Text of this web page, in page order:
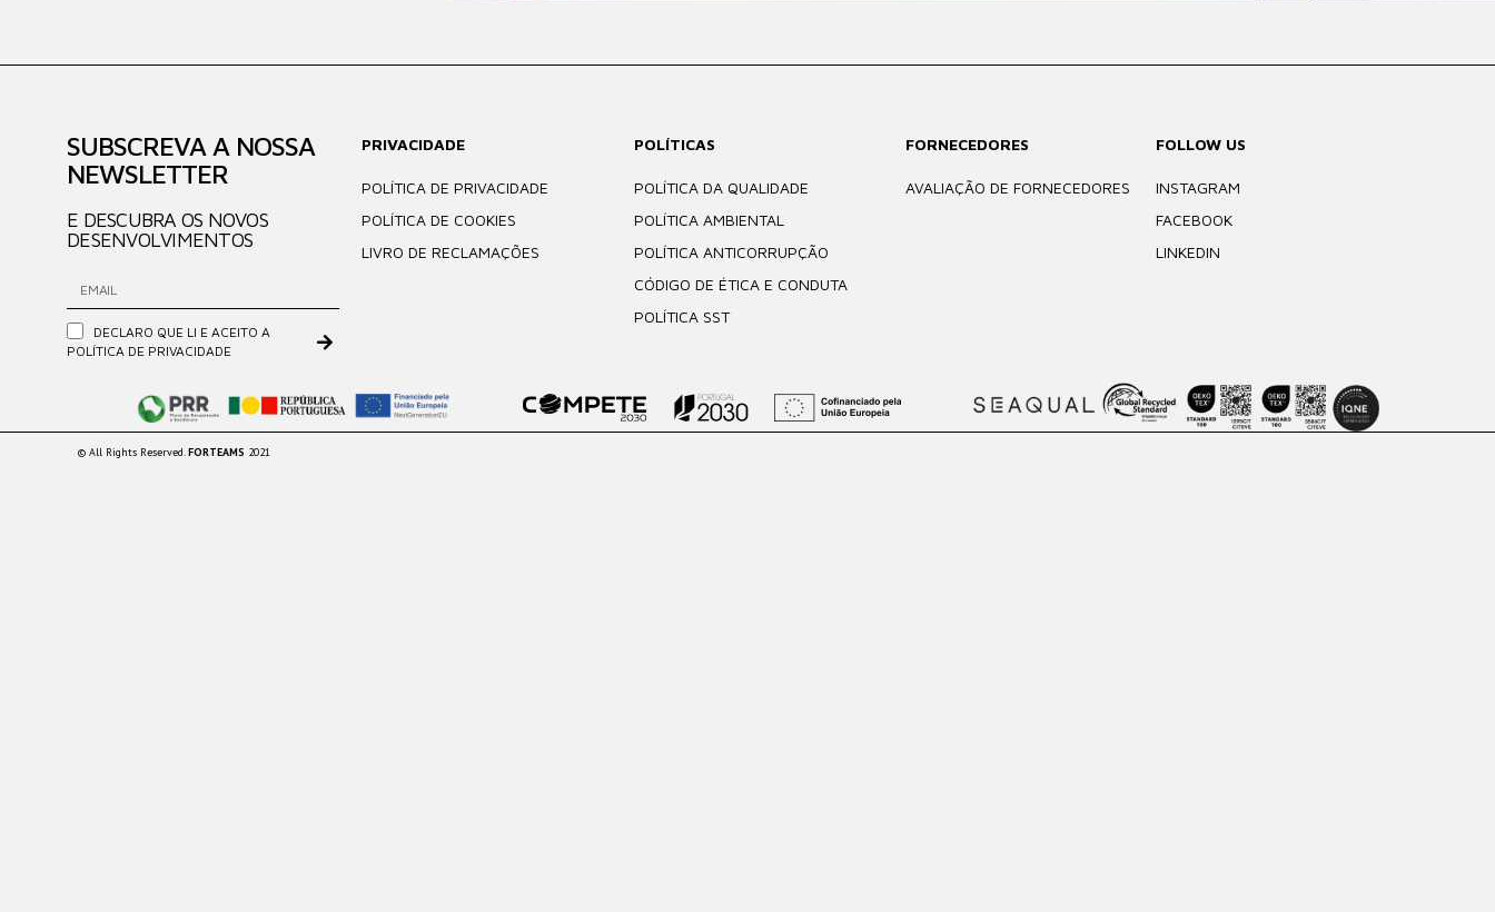
SUBSCREVA A NOSSA
NEWSLETTER
E DESCUBRA OS NOVOS
DESENVOLVIMENTOS
DECLARO QUE LI E ACEITO A
POLÍTICA DE PRIVACIDADE
PRIVACIDADE
POLÍTICA DE PRIVACIDADE
POLÍTICA DE COOKIES
LIVRO DE RECLAMAÇÕES
POLÍTICAS
POLÍTICA DA QUALIDADE
POLÍTICA AMBIENTAL
POLÍTICA ANTICORRUPÇÃO
CÓDIGO DE ÉTICA E CONDUTA
POLÍTICA SST
FORNECEDORES
AVALIAÇÃO DE FORNECEDORES
FOLLOW US
INSTAGRAM
FACEBOOK
LINKEDIN
© All Rights Reserved.FORTEAMS 2021